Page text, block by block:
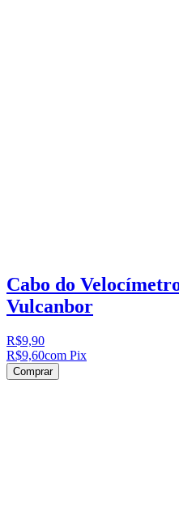
Cabo do
Vulcanbor
R$9,90
R$9,60com Pix
Comprar